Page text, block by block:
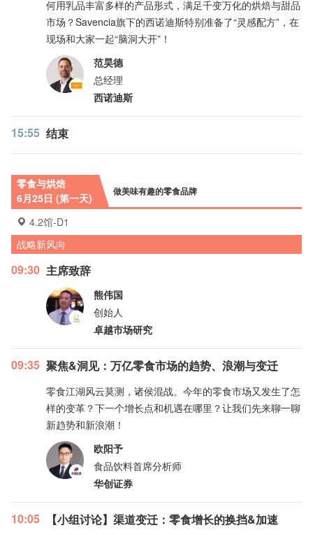
何用乳品丰富多样的产品形式，满足千变万化的烘焙与甜品
市场？Savencia旗下的西诺迪斯特别准备了“灵感配方”，在
现场和大家一起“脑洞大开”！
范昊德
总经理
西诺迪斯
15:55 结束
零食与烘焙
6月25日 (第一天)
做美味有趣的零食品牌
4.2馆-D1
战略新风向
09:30 主席致辞
熊伟国
创始人
卓越市场研究
09:35 聚焦&洞见：万亿零食市场的趋势、浪潮与变迁
零食江湖风云莫测，诸侯混战。今年的零食市场又发生了怎
样的变革？下一个增长点和机遇在哪里？让我们先来聊一聊
新趋势和新浪潮！
欧阳予
食品饮料首席分析师
华创证券
10:05 【小组讨论】渠道变迁：零食增长的换挡&加速